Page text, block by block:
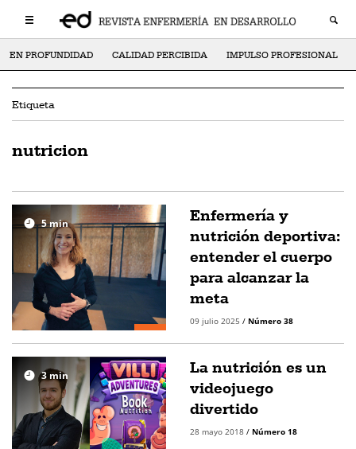
EN PROFUNDIDAD CALIDAD PERCIBIDA IMPULSO PROFESIONAL
Etiqueta
nutricion
5min
Enfermería y
nutrición deportiva:
entender el cuerpo
para alcanzar la
meta
09 julio 2025 / Número 38
3 min
La nutrición es un
videojuego
divertido
28 mayo 2018 / Número 18